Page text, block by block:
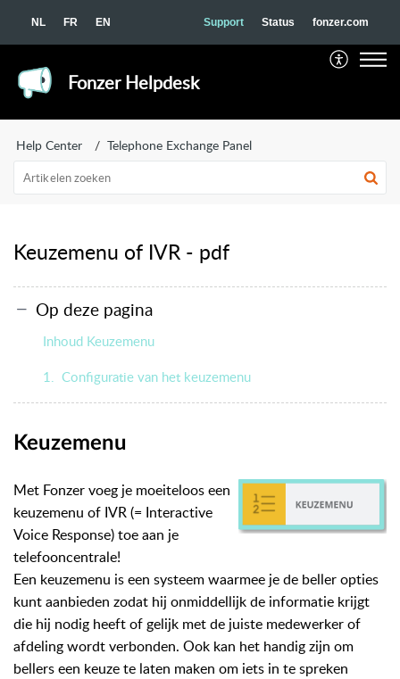
NL FR EN Support Status fonzer.com
Fonzer Helpdesk
Help Center Telephone Exchange Panel
Keuzemenu of IVR - pdf
Op deze pagina
Inhoud Keuzemenu
1. Configuratie van het keuzemenu
Keuzemenu
Met Fonzer voeg je moeiteloos een
keuzemenu of IVR (= Interactive
Voice Response) toe aan je
telefooncentrale!
Een keuzemenu is een systeem waarmee je de beller opties
kunt aanbieden zodat hij onmiddellijk de informatie krijgt
die hij nodig heeft of gelijk met de juiste medewerker of
afdeling wordt verbonden. Ook kan het handig zijn om
bellers een keuze te laten maken om iets in te spreken